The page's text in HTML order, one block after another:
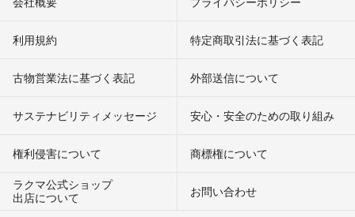
利用規約 特定商取引法に基づく表記
古物営業法に基づく表記 外部送信について
サステナビリティメッセージ 安心・安全のための取り組み
権利侵害について
商標権について
ラクマ公式ショップ
出店について
お問い合わせ